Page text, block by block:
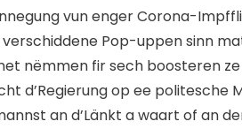
vun enger Corona-
Pop-uppen sinn
nëmmen fir sech boosteren
d’Regierung op ee
an d’Länkt a waart of an